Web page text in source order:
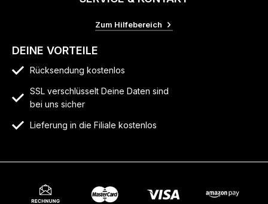
Zum Hilfebereich
DEINE VORTEILE
Rücksendung kostenlos
SSL verschlüsselt Deine Daten sind
bei uns sicher
Lieferung in die Filiale kostenlos